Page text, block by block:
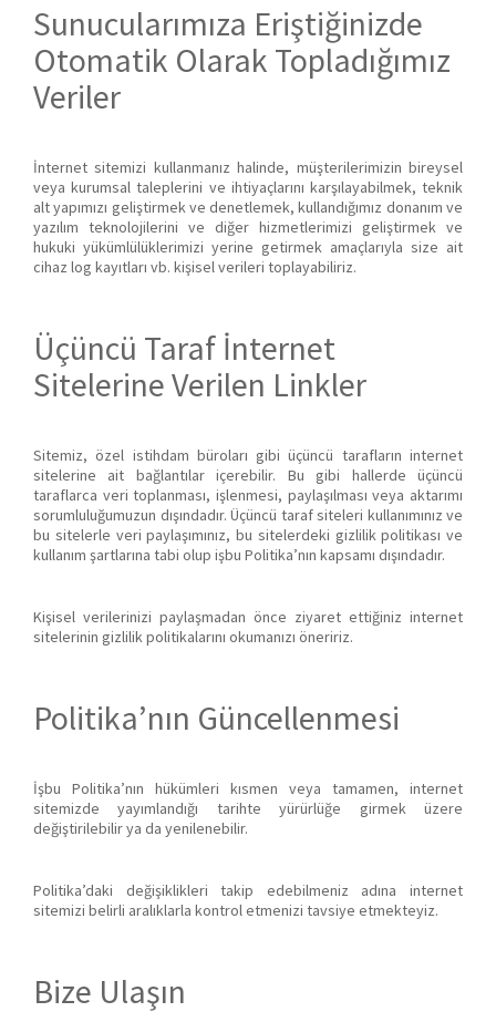
Sunucularımıza Eriştiğinizde
Otomatik Olarak Topladığımız
Veriler
İnternet sitemizi kullanmanız halinde, müşterilerimizin bireysel
veya kurumsal taleplerini ve ihtiyaçlarını karşılayabilmek, teknik
alt yapımızı geliştirmek ve denetlemek, kullandığımız donanım ve
yazılım teknolojilerini ve diğer hizmetlerimizi geliştirmek ve
hukuki yükümlülüklerimizi yerine getirmek amaçlarıyla size ait
cihaz log kayıtları vb. kişisel verileri toplayabiliriz.
Üçüncü Taraf İnternet
Sitelerine Verilen Linkler
Sitemiz, özel istihdam büroları gibi üçüncü tarafların internet
sitelerine ait bağlantılar içerebilir. Bu gibi hallerde üçüncü
taraflarca veri toplanması, işlenmesi, paylaşılması veya aktarımı
sorumluluğumuzun dışındadır. Üçüncü taraf siteleri kullanımınız ve
bu sitelerle veri paylaşımınız, bu sitelerdeki gizlilik politikası ve
kullanım şartlarına tabi olup işbu Politika’nın kapsamı dışındadır.
Kişisel verilerinizi paylaşmadan önce ziyaret ettiğiniz internet
sitelerinin gizlilik politikalarını okumanızı öneririz.
Politika’nın Güncellenmesi
İşbu Politika’nın hükümleri kısmen veya tamamen, internet
sitemizde yayımlandığı tarihte yürürlüğe girmek üzere
değiştirilebilir ya da yenilenebilir.
Politika’daki değişiklikleri takip edebilmeniz adına internet
sitemizi belirli aralıklarla kontrol etmenizi tavsiye etmekteyiz.
Bize Ulaşın